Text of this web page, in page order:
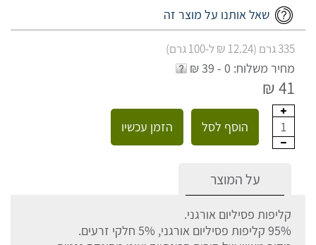
שאל אותנו על מוצר זה
335 גרם (12.24 ₪ ל-100 גרם)
מחיר משלוח: 0 - 39 ₪
41 ₪
1 הוסף לסל הזמן עכשיו
על המוצר
קליפות פסיליום אורגני.
95% קליפות פסיליום אורגני, 5% חלקי זרעים.